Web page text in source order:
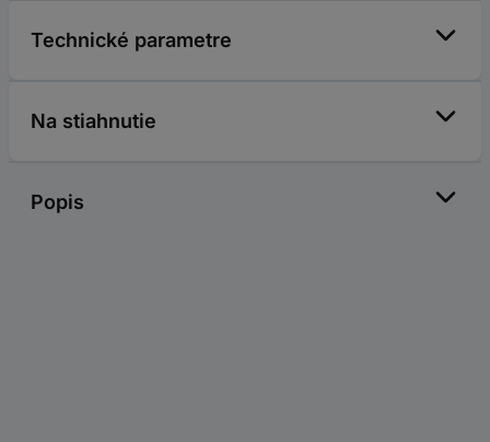
Technické parametre
Na stiahnutie
Popis